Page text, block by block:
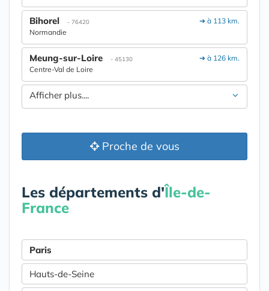
➔ à 113 km.
Bihorel - 76420
Normandie
➔ à 126 km.
Meung-sur-Loire - 45130
Centre-Val de Loire
Afficher plus....
Proche de vous
Les départements d'Île-de-
France
Paris
Hauts-de-Seine